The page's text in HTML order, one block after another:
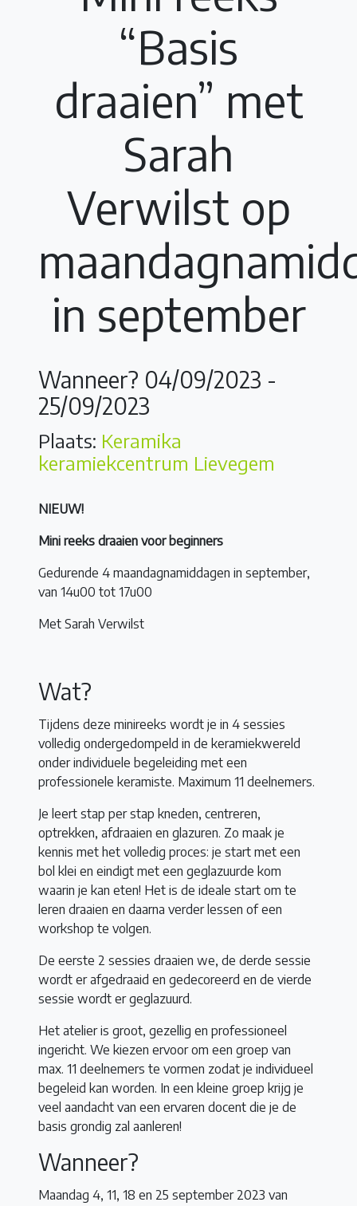
“Basis
draaien” met
Sarah
Verwilst op
in september
Wanneer? 04/09/2023 -
25/09/2023
Plaats: Keramika
keramiekcentrum Lievegem
NIEUW!
Mini reeks draaien voor beginners
Gedurende 4 maandagnamiddagen in september,
van 14u00 tot 17u00
Met Sarah Verwilst
Wat?
Tijdens deze minireeks wordt je in 4 sessies
volledig ondergedompeld in de keramiekwereld
onder individuele begeleiding met een
professionele keramiste. Maximum 11 deelnemers.
Je leert stap per stap kneden, centreren,
optrekken, afdraaien en glazuren. Zo maak je
kennis met het volledig proces: je start met een
bol klei en eindigt met een geglazuurde kom
waarin je kan eten! Het is de ideale start om te
leren draaien en daarna verder lessen of een
workshop te volgen.
De eerste 2 sessies draaien we, de derde sessie
wordt er afgedraaid en gedecoreerd en de vierde
sessie wordt er geglazuurd.
Het atelier is groot, gezellig en professioneel
ingericht. We kiezen ervoor om een groep van
max. 11 deelnemers te vormen zodat je individueel
begeleid kan worden. In een kleine groep krijg je
veel aandacht van een ervaren docent die je de
basis grondig zal aanleren!
Wanneer?
Maandag 4, 11, 18 en 25 september 2023 van